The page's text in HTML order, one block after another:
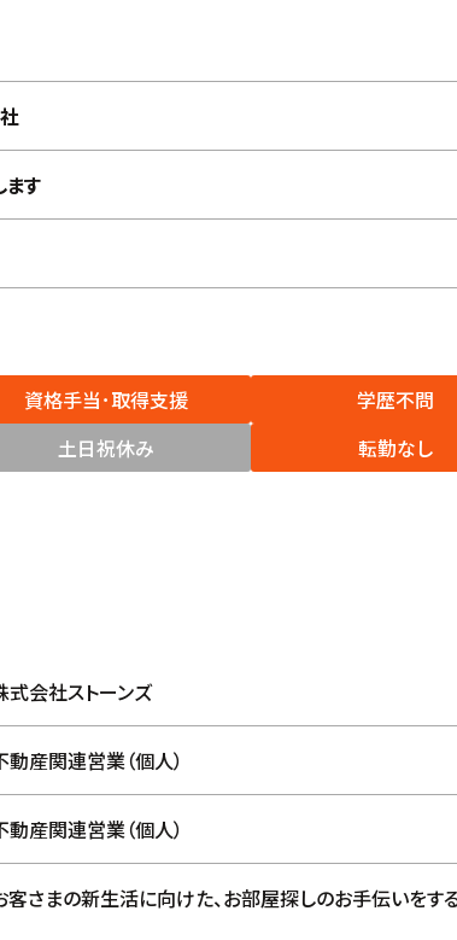
す
資格手当･取得支援 学歴不問
土日祝休み
転勤なし
式会社ストーンズ
動産関連営業（個人）
動産関連営業（個人）
客さまの新生活に向けた、お部屋探しのお手伝いをす